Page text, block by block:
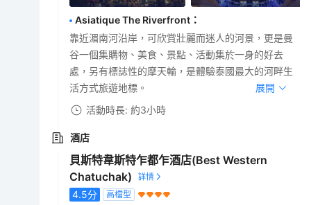
Asiatique The Riverfront ：
靠近湄南河沿岸，可欣賞壯麗而迷人的河景，更是曼
谷一個集購物、美食、景點、活動集於一身的好去
處，另有標誌性的摩天輪，是體驗泰國最大的河畔生
活方式旅遊地標。
展開
活動時長: 約3小時
酒店
貝斯特韋斯特乍都乍酒店(Best Western
Chatuchak)
4.5分 高檔型